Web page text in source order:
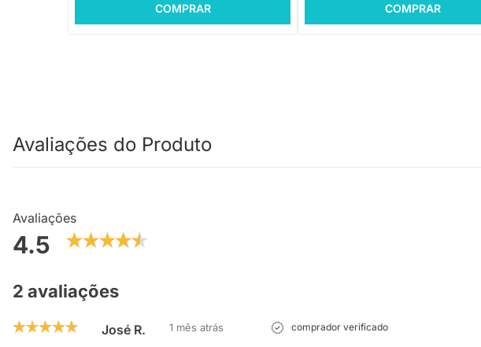
COMPRAR COMPRAR
Avaliações do Produto
Avaliações
4.5
2 avaliações
José R. 1 mês atrás comprador verificado